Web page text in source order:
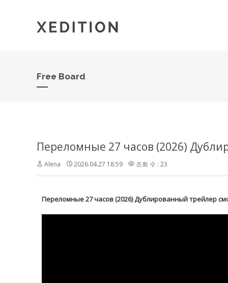
Free Board
Переломные 27 часов (2026)
Alena 2026.04.27 18:59 조회 수 : 23
Переломные 27 часов (2026) Дублированный трейлер